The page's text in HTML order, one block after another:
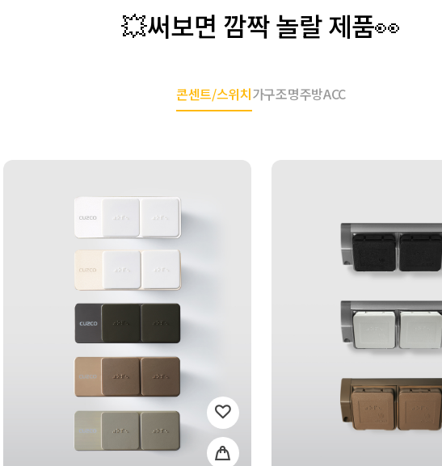
💥써보면 깜짝 놀랄 제품👀
콘센트/스위치가구조명주방ACC